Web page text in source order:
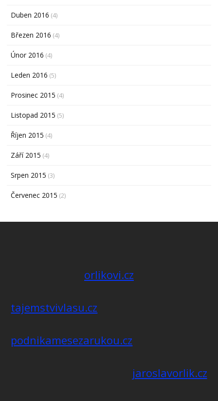
Duben 2016 (4)
Březen 2016 (4)
Únor 2016 (4)
Leden 2016 (5)
Prosinec 2015 (4)
Listopad 2015 (5)
Říjen 2015 (4)
Září 2015 (4)
Srpen 2015 (3)
Červenec 2015 (2)
orlikovi.cz
tajemstvivlasu.cz
podnikamesezarukou.cz
jaroslavorlik.cz